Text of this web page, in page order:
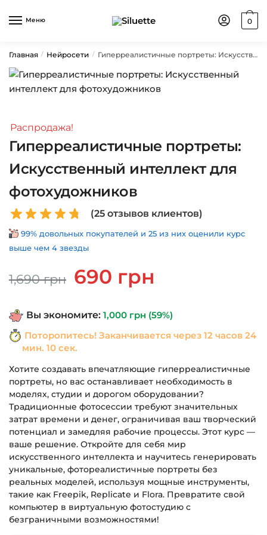
Меню 0
Главная / Нейросети / Гиперреалистичные портреты: Искусственный интеллект для фотохудожников
Распродажа!
Гиперреалистичные портреты:
Искусственный интеллект для
фотохудожников
(25отзывов клиентов)
99% довольных покупателей и 25 из них оценили курс
выше чем 4 звезды
1,690грн
Первоначальная
цена
1,690 грн.
690 грн
Вы экономите: 1,000 грн (59%)
Поторопитесь! Заканчивается через 12 часов 24
мин. 09 сек.
Хотите создавать впечатляющие гиперреалистичные
портреты, но вас останавливает необходимость в
моделях, студии и дорогом оборудовании?
Традиционные фотосессии требуют значительных
затрат времени и денег, ограничивая ваш творческий
потенциал и замедляя рабочие процессы. Этот курс —
ваше решение. Откройте для себя мир
искусственного интеллекта и научитесь генерировать
уникальные, фотореалистичные портреты без
реальных моделей, используя мощные инструменты,
такие как Freepik, Replicate и Flora. Превратите свой
компьютер в виртуальную фотостудию с
безграничными возможностями!